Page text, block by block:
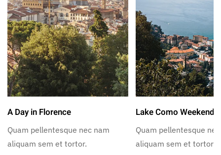
A Day in Florence
Quam pellentesque nec nam
aliquam sem et tortor.
Lake Como Weekend
Quam pellentesque
aliquam sem et tortor.